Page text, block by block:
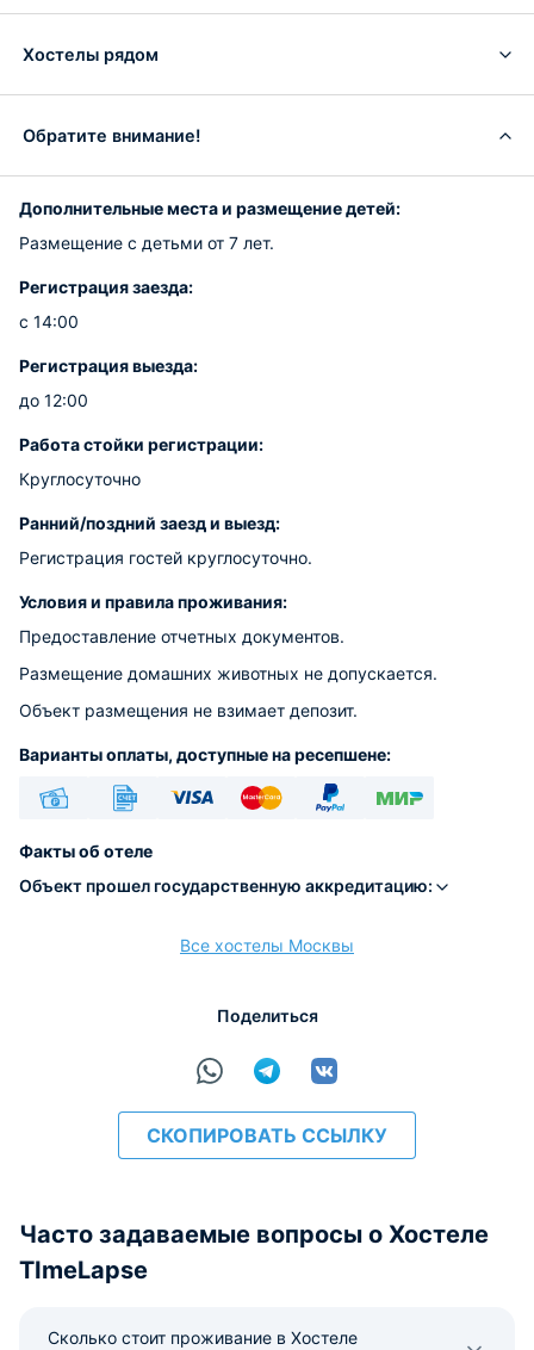
Хостелы рядом
Обратите внимание!
Дополнительные места и размещение детей:
Размещение с детьми от 7 лет.
Регистрация заезда:
с 14:00
Регистрация выезда:
до 12:00
Работа стойки регистрации:
Круглосуточно
Ранний/поздний заезд и выезд:
Регистрация гостей круглосуточно.
Условия и правила проживания:
Предоставление отчетных документов.
Размещение домашних животных не допускается.
Объект размещения не взимает депозит.
Варианты оплаты, доступные на ресепшене:
Факты об отеле
Объект прошел государственную аккредитацию:
Все хостелы Москвы
Поделиться
СКОПИРОВАТЬ ССЫЛКУ
Часто задаваемые вопросы о Хостеле
TImeLapse
Сколько стоит проживание в Хостеле